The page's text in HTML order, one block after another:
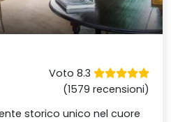
Voto 8.3
(1579 recensioni)
storico unico nel cuore